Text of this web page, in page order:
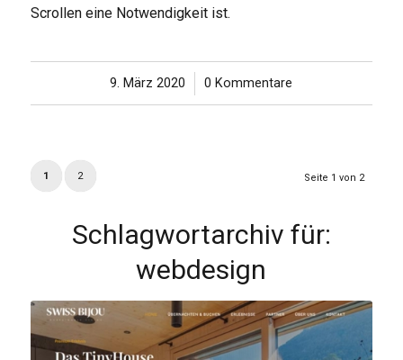
Scrollen eine Notwendigkeit ist.
9. März 2020
/ 0 Kommentare
Seite 1 von 2
1 2
Schlagwortarchiv für:
webdesign